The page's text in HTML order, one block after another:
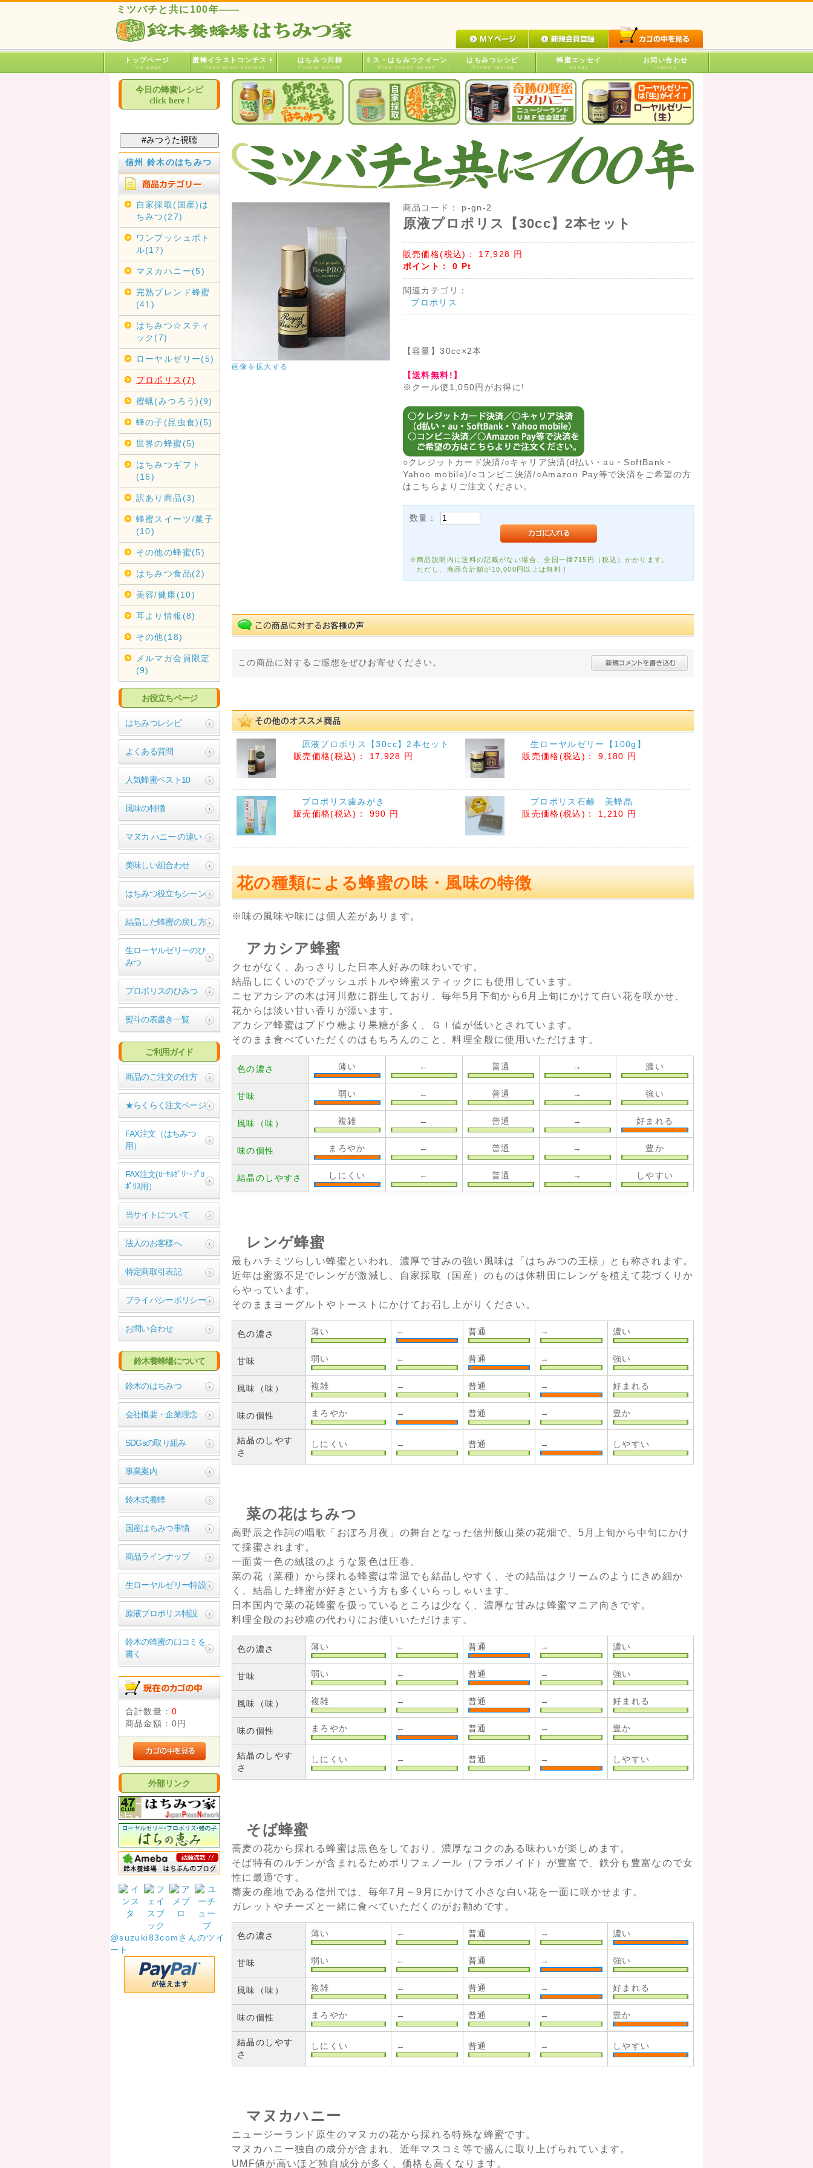
ミツバチと共に100年――
トップページ
Top page
蜜蜂イラストコンテスト
Illustration contest
はちみつ川柳
Purple willow
ミス・はちみつクイーン
Miss honey queen
はちみつレシピ
Honey recipe
蜂蜜エッセイ
Essay
お問い合わせ
Inquiry
今日の蜂蜜レシピ
click here !
信州 鈴木のはちみつ
自家採取(国産)は
ちみつ(27)
ワンプッシュボト
ル(17)
マヌカハニー(5)
完熟ブレンド蜂蜜
(41)
はちみつ☆スティ
ック(7)
ローヤルゼリー(5)
プロポリス(7)
蜜蝋(みつろう)(9)
蜂の子(昆虫食)(5)
世界の蜂蜜(5)
はちみつギフト
(16)
訳あり商品(3)
蜂蜜スイーツ/菓子
(10)
その他の蜂蜜(5)
はちみつ食品(2)
美容/健康(10)
耳より情報(8)
その他(18)
メルマガ会員限定
(9)
お役立ちページ
はちみつレシピ
よくある質問
人気蜂蜜ベスト10
風味の特徴
マヌカ ハニー の違い
美味しい組合わせ
はちみつ役立ちシーン
結晶した蜂蜜の戻し方
生ローヤルゼリーのひ
みつ
プロポリスのひみつ
熨斗の表書き一覧
ご利用ガイド
商品のご注文の仕方
★らくらく注文ページ
FAX注文（はちみつ
用）
FAX注文(ﾛｰﾔﾙｾﾞﾘｰ･ﾌﾟﾛ
ﾎﾟﾘｽ用）
当サイトについて
法人のお客様へ
特定商取引表記
プライバシーポリシー
お問い合わせ
鈴木養蜂場について
鈴木のはちみつ
会社概要・企業理念
SDGsの取り組み
事業案内
鈴木式養蜂
国産はちみつ事情
商品ラインナップ
生ローヤルゼリー特設
原液プロポリス特設
鈴木の蜂蜜の口コミを
書く
合計数量： 0
商品金額： 0円
外部リンク
@suzuki83comさんのツイ
ート
画像を拡大する
商品コード： p-gn-2
原液プロポリス【30cc】2本セット
販売価格(税込)： 17,928 円
ポイント： 0 Pt
関連カテゴリ：
プロポリス
【容量】30cc×2本
【送料無料!】
※クール便1,050円がお得に!
○クレジットカード決済/○キャリア決済(d払い・au・SoftBank・
Yahoo mobile)/○コンビニ決済/○Amazon Pay等で決済をご希望の方
はこちらよりご注文ください。
数量：
※商品説明内に送料の記載がない場合、全国一律715円（税込）かかります。
ただし、商品合計額が10,000円以上は無料！
この商品に対するご感想をぜひお寄せください。
原液プロポリス【30cc】2本セット
販売価格(税込)：
17,928 円
生ローヤルゼリー【100g】
販売価格(税込)：
9,180 円
プロポリス歯みがき
販売価格(税込)：
990 円
プロポリス石鹸 美蜂晶
販売価格(税込)：
1,210 円
花の種類による蜂蜜の味・風味の特徴
※味の風味や味には個人差があります。
アカシア蜂蜜
クセがなく、あっさりした日本人好みの味わいです。
結晶しにくいのでプッシュボトルや蜂蜜スティックにも使用しています。
ニセアカシアの木は河川敷に群生しており、毎年5月下旬から6月上旬にかけて白い花を咲かせ、
花からは淡い甘い香りが漂います。
アカシア蜂蜜はブドウ糖より果糖が多く、ＧＩ値が低いとされています。
そのまま食べていただくのはもちろんのこと、料理全般に使用いただけます。
色の濃さ 薄い ← 普通 → 濃い
甘味 弱い ← 普通 → 強い
風味（味） 複雑 ← 普通 → 好まれる
味の個性 まろやか ← 普通 → 豊か
結晶のしやすさ しにくい ← 普通 → しやすい
レンゲ蜂蜜
最もハチミツらしい蜂蜜といわれ、濃厚で甘みの強い風味は「はちみつの王様」とも称されます。
近年は蜜源不足でレンゲが激減し、自家採取（国産）のものは休耕田にレンゲを植えて花づくりか
らやっています。
そのままヨーグルトやトーストにかけてお召し上がりください。
色の濃さ 薄い ← 普通 → 濃い
甘味 弱い ← 普通 → 強い
風味（味） 複雑 ← 普通 → 好まれる
味の個性 まろやか ← 普通 → 豊か
結晶のしやす
さ
しにくい ← 普通 → しやすい
菜の花はちみつ
高野辰之作詞の唱歌「おぼろ月夜」の舞台となった信州飯山菜の花畑で、5月上旬から中旬にかけ
て採蜜されます。
一面黄一色の絨毯のような景色は圧巻。
菜の花（菜種）から採れる蜂蜜は常温でも結晶しやすく、その結晶はクリームのようにきめ細か
く、結晶した蜂蜜が好きという方も多くいらっしゃいます。
日本国内で菜の花蜂蜜を扱っているところは少なく、濃厚な甘みは蜂蜜マニア向きです。
料理全般のお砂糖の代わりにお使いいただけます。
色の濃さ 薄い ← 普通 → 濃い
甘味 弱い ← 普通 → 強い
風味（味） 複雑 ← 普通 → 好まれる
味の個性 まろやか ← 普通 → 豊か
結晶のしやす
さ
しにくい ← 普通 → しやすい
そば蜂蜜
蕎麦の花から採れる蜂蜜は黒色をしており、濃厚なコクのある味わいが楽しめます。
そば特有のルチンが含まれるためポリフェノール（フラボノイド）が豊富で、鉄分も豊富なので女
性に最適です。
蕎麦の産地である信州では、毎年7月～9月にかけて小さな白い花を一面に咲かせます。
ガレットやチーズと一緒に食べていただくのがお勧めです。
色の濃さ 薄い ← 普通 → 濃い
甘味 弱い ← 普通 → 強い
風味（味） 複雑 ← 普通 → 好まれる
味の個性 まろやか ← 普通 → 豊か
結晶のしやす
さ
しにくい ← 普通 → しやすい
マヌカハニー
ニュージーランド原生のマヌカの花から採れる特殊な蜂蜜です。
マヌカハニー独自の成分が含まれ、近年マスコミ等で盛んに取り上げられています。
UMF値が高いほど独自成分が多く、価格も高くなります。